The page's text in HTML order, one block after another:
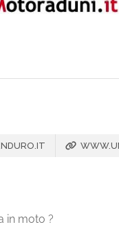
in moto ?